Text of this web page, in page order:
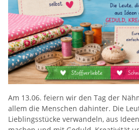
Am 13.06. feiern wir den Tag der
allem die Menschen dahinter. Die
Lieblingsstücke verwandeln, aus